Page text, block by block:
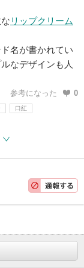
リップクリーム
名が書かれてい
なデザインも人
参考になった 0
口紅